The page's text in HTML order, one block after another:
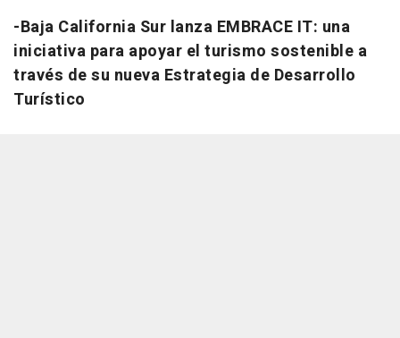
-Baja California Sur lanza EMBRACE IT: una
iniciativa para apoyar el turismo sostenible a
través de su nueva Estrategia de Desarrollo
Turístico